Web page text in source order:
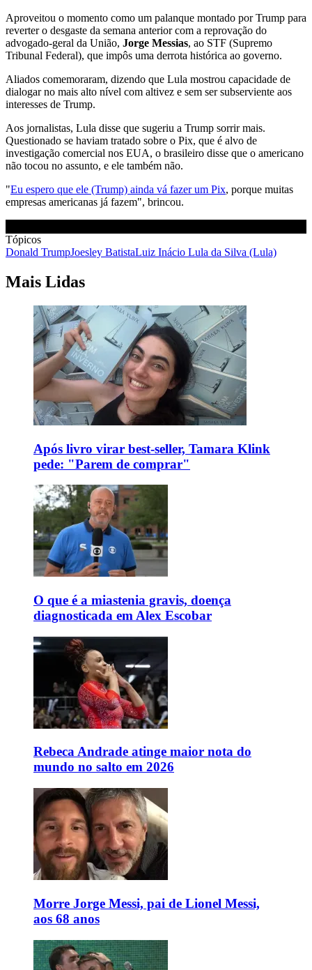
Aproveitou o momento como um palanque montado por Trump para
reverter o desgaste da semana anterior com a reprovação do
advogado-geral da União, Jorge Messias, ao STF (Supremo
Tribunal Federal), que impôs uma derrota histórica ao governo.
Aliados comemoraram, dizendo que Lula mostrou capacidade de
dialogar no mais alto nível com altivez e sem ser subserviente aos
interesses de Trump.
Aos jornalistas, Lula disse que sugeriu a Trump sorrir mais.
Questionado se haviam tratado sobre o Pix, que é alvo de
investigação comercial nos EUA, o brasileiro disse que o americano
não tocou no assunto, e ele também não.
"Eu espero que ele (Trump) ainda vá fazer um Pix, porque muitas
empresas americanas já fazem", brincou.
Tópicos
Donald TrumpJoesley BatistaLuiz Inácio Lula da Silva (Lula)
Mais Lidas
Após livro virar best-seller, Tamara Klink
pede: "Parem de comprar"
O que é a miastenia gravis, doença
diagnosticada em Alex Escobar
Rebeca Andrade atinge maior nota do
mundo no salto em 2026
Morre Jorge Messi, pai de Lionel Messi,
aos 68 anos